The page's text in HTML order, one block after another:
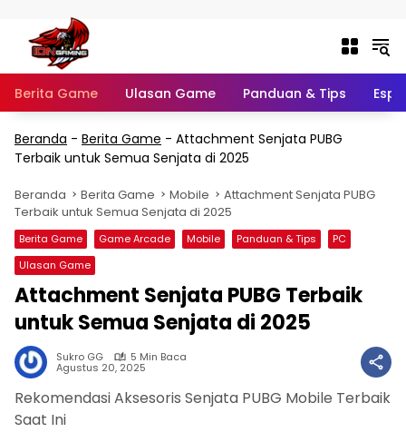
Berita Game Ulasan Game Panduan & Tips
Beranda - Berita Game - Attachment Senjata PUBG
Terbaik untuk Semua Senjata di 2025
Beranda Berita Game Mobile
Attachment Senjata PUBG
Terbaik untuk Semua Senjata di 2025
Berita Game Game Arcade Mobile Panduan & Tips
PC
Ulasan Game
Attachment Senjata PUBG Terbaik
untuk Semua Senjata di 2025
Sukro GG 5 Min Baca
Agustus 20, 2025
Rekomendasi Aksesoris Senjata PUBG Mobile Terbaik
Saat Ini